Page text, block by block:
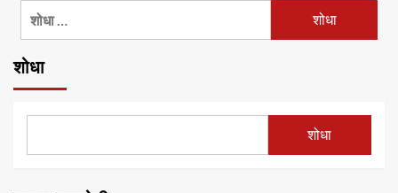
यांचा
घ्या
:
शोधा
शोधा